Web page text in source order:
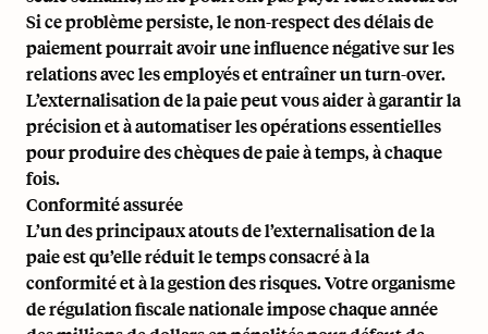
Si ce problème persiste, le non-respect des délais de
paiement pourrait avoir une influence négative sur les
relations avec les employés et entraîner un turn-over.
L’externalisation de la paie peut vous aider à garantir la
précision et à automatiser les opérations essentielles
pour produire des chèques de paie à temps, à chaque
fois.
Conformité assurée
L’un des principaux atouts de l’externalisation de la
paie est qu’elle réduit le temps consacré à la
conformité et à la gestion des risques. Votre organisme
de régulation fiscale nationale impose chaque année